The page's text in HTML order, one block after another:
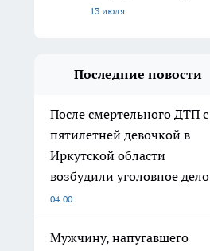
13 июля
Последние новости
После смертельного ДТП с
пятилетней девочкой в
Иркутской области
возбудили уголовное дело
04:00
Мужчину, напугавшего